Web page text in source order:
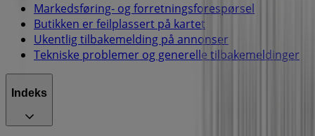
Markedsføring- og forretningsforespørsel
Butikken er feilplassert på kartet
Ukentlig tilbakemelding på annonser
Tekniske problemer og generelle tilbakemeldinger
Indeks